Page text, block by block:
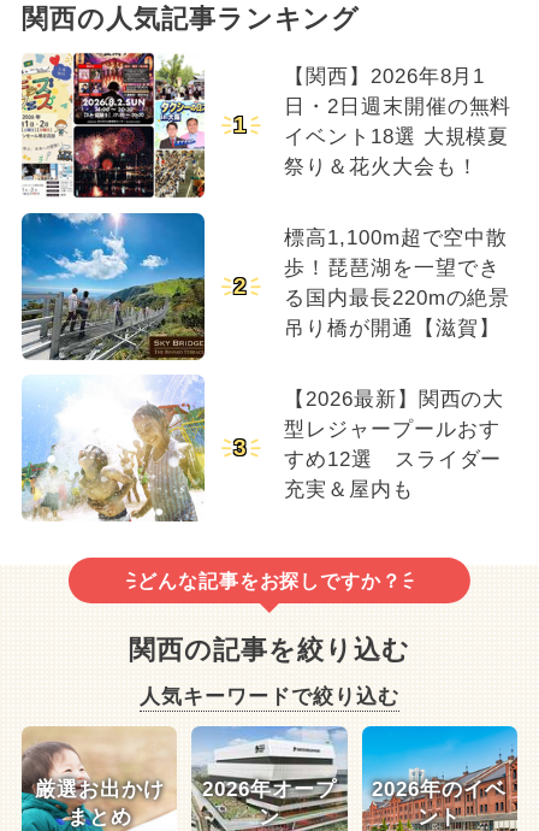
関西の人気記事ランキング
1
【関西】2026年8月1
日・2日週末開催の無料
イベント18選 大規模夏
祭り＆花火大会も！
2
標高1,100m超で空中散
歩！琵琶湖を一望でき
る国内最長220mの絶景
吊り橋が開通【滋賀】
3
【2026最新】関西の大
型レジャープールおす
すめ12選 スライダー
充実＆屋内も
どんな記事をお探しですか？
関西の記事を絞り込む
人気キーワードで絞り込む
厳選お出かけ
まとめ
2026年オープ
ン
2026年のイベ
ント